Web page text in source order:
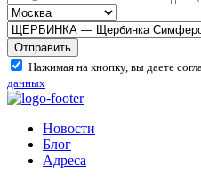
Отправить
Нажимая на кнопку, вы даете
данных
Новости
Блог
Адреса